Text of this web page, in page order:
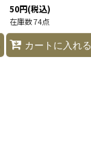
50円(税込)
在庫数 74点
カートに入れる